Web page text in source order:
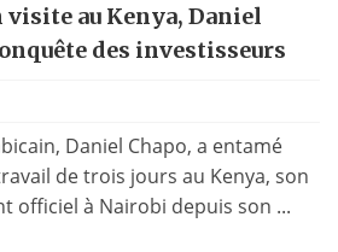
visite au Kenya, Daniel
des investisseurs
Daniel Chapo, a entamé
de trois jours au Kenya, son
officiel à Nairobi depuis son ...